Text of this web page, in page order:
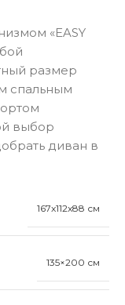
«EASY
размер
спальным
выбор
диван в
167x112x88 см
135×200 см